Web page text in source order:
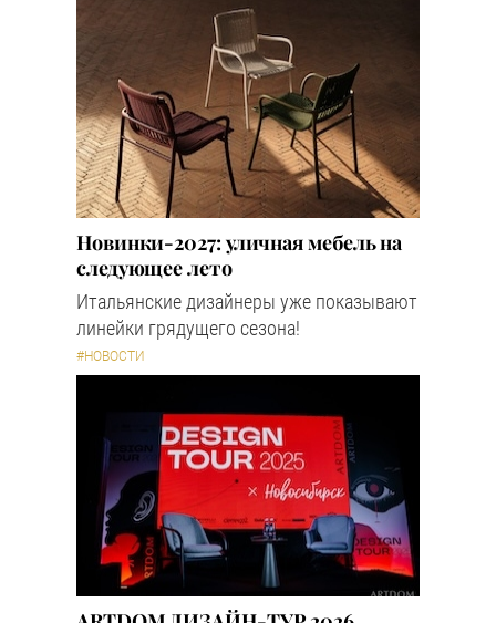
Новинки-2027: уличная мебель на
следующее лето
Итальянские дизайнеры уже показывают
линейки грядущего сезона!
#НОВОСТИ